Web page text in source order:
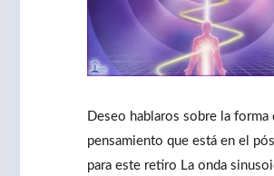
Deseo hablaros sobre la forma
pensamiento que está en el
para este retiro La onda